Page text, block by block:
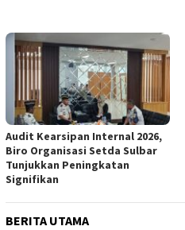
Audit Kearsipan Internal 2026,
Biro Organisasi Setda Sulbar
Tunjukkan Peningkatan
Signifikan
BERITA UTAMA